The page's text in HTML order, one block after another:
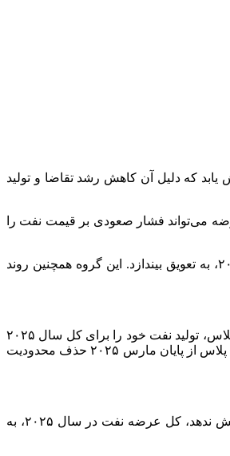
آمده است: فیچ انتظار دارد قیمت نفت از میانگین ۸۰ دلار در بشکه در سال ۲۰۲۴ به ۷۰ دلار در هر بشکه در سال ۲۰۲۵ کاهش یابد که دلیل آن کاهش رشد تقاضا و تولید
می‌تواند فشار صعودی بر قیمت نفت را
اوپک پلاس در اوایل دسامبر، تصمیم گرفت آغاز احیای ۲.۲ میلیون بشکه در روز تولید متوقف شده خود را که قرار بود از ژانویه ۲۰۲۵ آغاز شود، تا آوریل سال ۲۰۲۵، به تعویق بیندازد. این گروه همچنین روند
آژانس بین‌المللی انرژی (IEA) در گزارش ماهانه خود در هفته گذشته، اعلام کرد که بازار نفت در سال آینده با مازاد عرضه بزرگی مواجه خواهد شد. حتی اگر اوپک پلاس، تولید نفت خود را برای کل سال ۲۰۲۵
محدود نگه دارد، همچنان در سال آینده، ۹۵۰ هزار بشکه در روز مازاد عرضه وجود خواهد داشت. این آژانس در گزارش بازار نفت خود در دسامبر، اعلام کرد اگر اوپک پلاس از پایان مارس ۲۰۲۵ حذف محدودیت
بر اساس گزارش اویل پرایس، با این حال، رشد عرضه از تقاضا پیشی گرفته است. طبق گزارش آژانس بین‌المللی انرژی، حتی اگر اوپک پلاس تولید خود را افزایش ندهد، کل عرضه نفت در سال ۲۰۲۵، به